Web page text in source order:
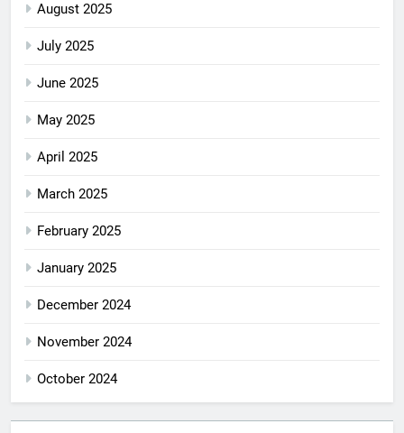
August 2025
July 2025
June 2025
May 2025
April 2025
March 2025
February 2025
January 2025
December 2024
November 2024
October 2024